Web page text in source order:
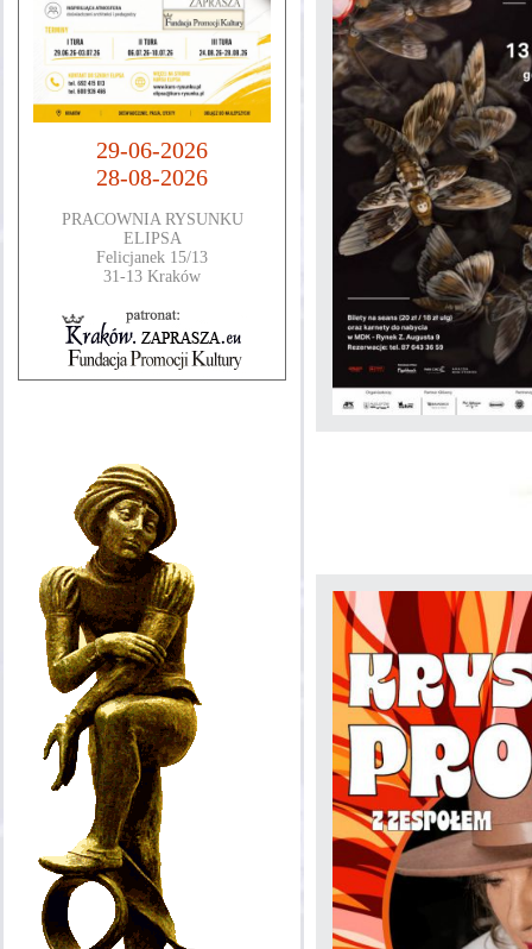
29-06-2026
28-08-2026
PRACOWNIA RYSUNKU
ELIPSA
Felicjanek 15/13
31-13 Kraków